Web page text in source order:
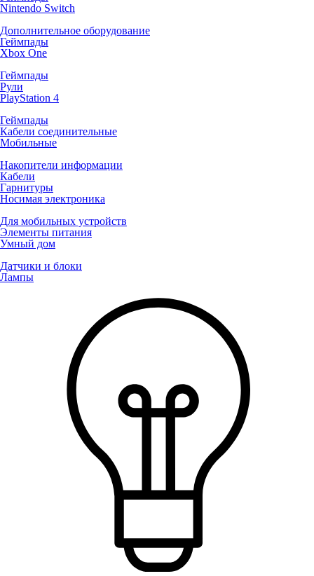
Nintendo Switch
Дополнительное оборудование
Геймпады
Xbox One
Геймпады
Рули
PlayStation 4
Геймпады
Кабели соединительные
Мобильные
Накопители информации
Кабели
Гарнитуры
Носимая электроника
Для мобильных устройств
Элементы питания
Умный дом
Датчики и блоки
Лампы